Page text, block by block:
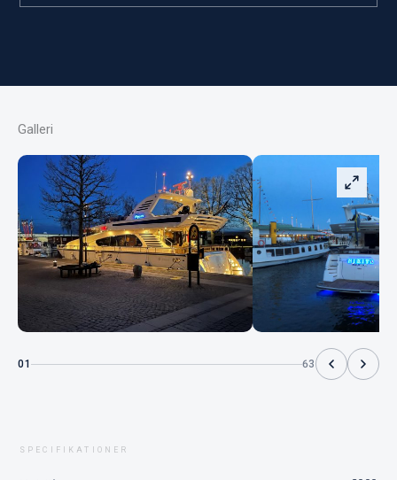
Galleri
01 63
SPECIFIKATIONER